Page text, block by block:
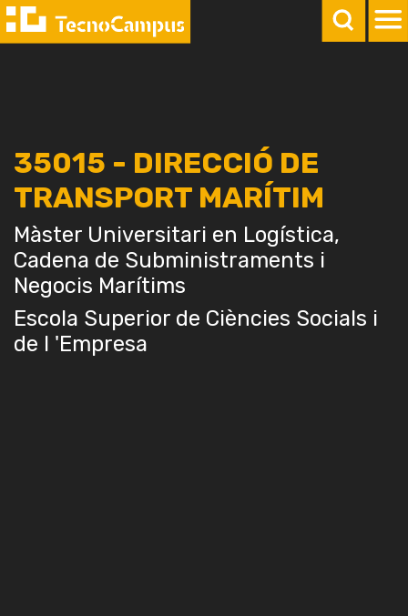
35015 - DIRECCIÓ DE
TRANSPORT MARÍTIM
Màster Universitari en Logística,
Cadena de Subministraments i
Negocis Marítims
Escola Superior de Ciències Socials i
de l 'Empresa